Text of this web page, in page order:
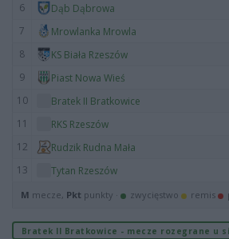
6
Dąb Dąbrowa
7
Mrowlanka Mrowla
8
KS Biała Rzeszów
9
Piast Nowa Wieś
10
Bratek II Bratkowice
11
RKS Rzeszów
12
Rudzik Rudna Mała
13
Tytan Rzeszów
M mecze, Pkt punkty · zwycięstwo remis
Bratek II Bratkowice - mecze rozegrane u